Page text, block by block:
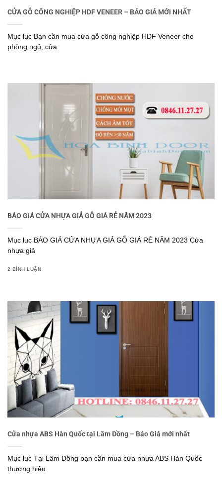
CỬA GỖ CÔNG NGHIỆP HDF VENEER – BÁO GIÁ MỚI NHẤT
Mục lục Bạn cần mua cửa gỗ công nghiệp HDF Veneer cho
phòng ngủ, cửa
BÁO GIÁ CỬA NHỰA GIẢ GỖ GIÁ RẺ NĂM 2023
Mục lục BÁO GIÁ CỬA NHỰA GIẢ GỖ GIÁ RẺ NĂM 2023 Cửa
nhựa giả
2 BÌNH LUẬN
Cửa nhựa ABS Hàn Quốc tại Lâm Đồng – Báo Giá mới nhất
Mục lục Tại Lâm Đồng bạn cần mua cửa nhựa ABS Hàn Quốc
thương hiệu